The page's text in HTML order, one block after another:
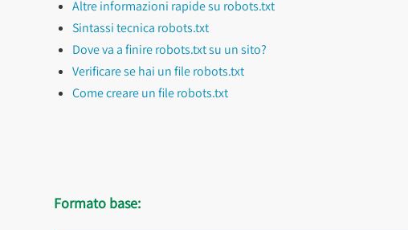
Altre informazioni rapide su robots.txt
Sintassi tecnica robots.txt
Dove va a finire robots.txt su un sito?
Verificare se hai un file robots.txt
Come creare un file robots.txt
Formato base: